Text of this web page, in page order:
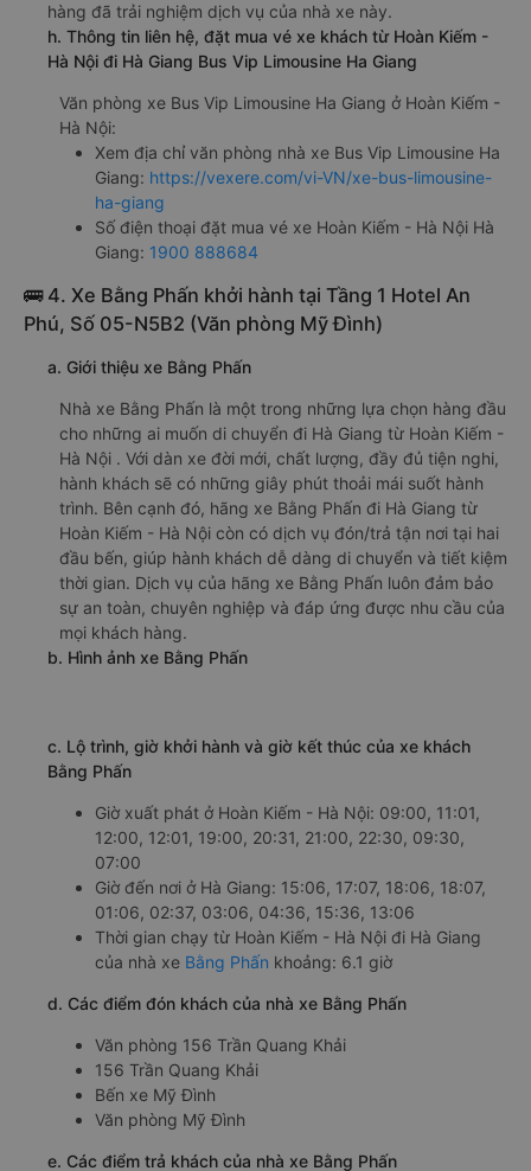
hàng đã trải nghiệm dịch vụ của nhà xe này.
h. Thông tin liên hệ, đặt mua vé xe khách từ Hoàn Kiếm -
Hà Nội đi Hà Giang Bus Vip Limousine Ha Giang
Văn phòng xe Bus Vip Limousine Ha Giang ở Hoàn Kiếm -
Hà Nội:
Xem địa chỉ văn phòng nhà xe Bus Vip Limousine Ha
Giang: https://vexere.com/vi-VN/xe-bus-limousine-
ha-giang
Số điện thoại đặt mua vé xe Hoàn Kiếm - Hà Nội Hà
Giang: 1900 888684
🚌 4. Xe Bằng Phấn khởi hành tại Tầng 1 Hotel An
Phú, Số 05-N5B2 (Văn phòng Mỹ Đình)
a. Giới thiệu xe Bằng Phấn
Nhà xe Bằng Phấn là một trong những lựa chọn hàng đầu
cho những ai muốn di chuyển đi Hà Giang từ Hoàn Kiếm -
Hà Nội . Với dàn xe đời mới, chất lượng, đầy đủ tiện nghi,
hành khách sẽ có những giây phút thoải mái suốt hành
trình. Bên cạnh đó, hãng xe Bằng Phấn đi Hà Giang từ
Hoàn Kiếm - Hà Nội còn có dịch vụ đón/trả tận nơi tại hai
đầu bến, giúp hành khách dễ dàng di chuyển và tiết kiệm
thời gian. Dịch vụ của hãng xe Bằng Phấn luôn đảm bảo
sự an toàn, chuyên nghiệp và đáp ứng được nhu cầu của
mọi khách hàng.
b. Hình ảnh xe Bằng Phấn
c. Lộ trình, giờ khởi hành và giờ kết thúc của xe khách
Bằng Phấn
Giờ xuất phát ở Hoàn Kiếm - Hà Nội: 09:00, 11:01,
12:00, 12:01, 19:00, 20:31, 21:00, 22:30, 09:30,
07:00
Giờ đến nơi ở Hà Giang: 15:06, 17:07, 18:06, 18:07,
01:06, 02:37, 03:06, 04:36, 15:36, 13:06
Thời gian chạy từ Hoàn Kiếm - Hà Nội đi Hà Giang
của nhà xe Bằng Phấn khoảng: 6.1 giờ
d. Các điểm đón khách của nhà xe Bằng Phấn
Văn phòng 156 Trần Quang Khải
156 Trần Quang Khải
Bến xe Mỹ Đình
Văn phòng Mỹ Đình
e. Các điểm trả khách của nhà xe Bằng Phấn